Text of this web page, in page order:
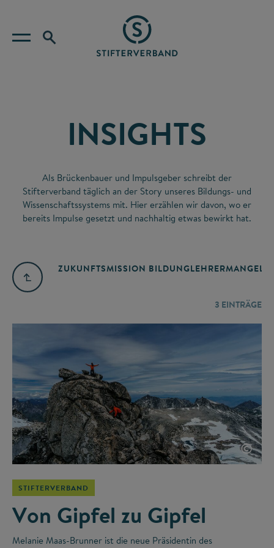
INSIGHTS
Als Brückenbauer und Impulsgeber schreibt der
Stifterverband täglich an der Story unseres Bildungs- und
Wissenschaftssystems mit. Hier erzählen wir davon, wo er
bereits Impulse gesetzt und nachhaltig etwas bewirkt hat.
ZUKUNFTSMISSION BILDUNGLEHRERMANGEL
3 EINTRÄGE
©
STIFTERVERBAND
Von Gipfel zu Gipfel
Melanie Maas-Brunner ist die neue Präsidentin des